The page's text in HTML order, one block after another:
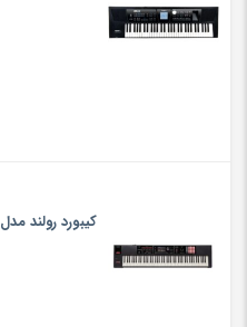
کیبورد رولند مدل FA-08